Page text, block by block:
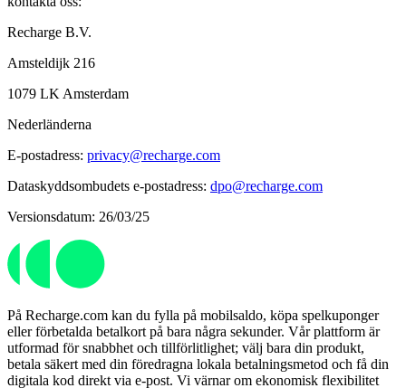
Recharge B.V.
Amsteldijk 216
1079 LK Amsterdam
Nederländerna
E-postadress: privacy@recharge.com
Dataskyddsombudets e-postadress: dpo@recharge.com
Versionsdatum: 26/03/25
På Recharge.com kan du fylla på mobilsaldo, köpa spelkuponger
eller förbetalda betalkort på bara några sekunder. Vår plattform är
utformad för snabbhet och tillförlitlighet; välj bara din produkt,
betala säkert med din föredragna lokala betalningsmetod och få din
digitala kod direkt via e-post. Vi värnar om ekonomisk flexibilitet